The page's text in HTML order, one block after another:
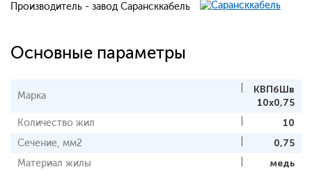
Производитель - завод Сарансккабель
Основные параметры
Марка
КВПбШв
10х0,75
Количество жил
10
Сечение, мм2
0,75
Материал жилы
медь